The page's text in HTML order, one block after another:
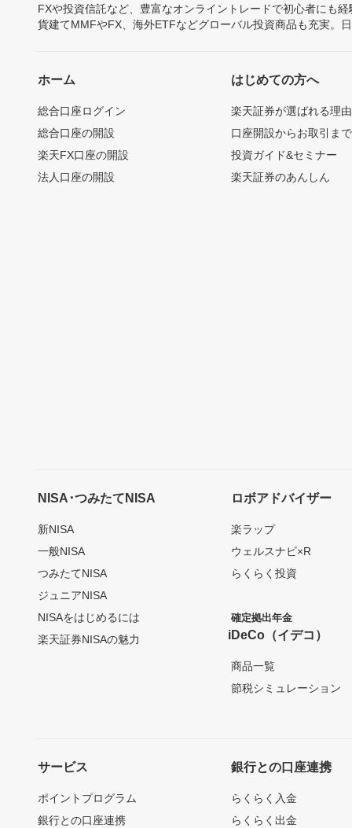
FXや投資信託など、豊富なオンライントレードで初心者にも
貨建てMMFやFX、海外ETFなどグローバル投資商品も充実。
ホーム
総合口座ログイン
総合口座の開設
楽天FX口座の開設
法人口座の開設
はじめての方へ
楽天証券が選ばれる理由
口座開設からお取引ま
投資ガイド&セミナー
楽天証券のあんしん
NISA･つみたてNISA
新NISA
一般NISA
つみたてNISA
ジュニアNISA
NISAをはじめるには
楽天証券NISAの魅力
ロボアドバイザー
楽ラップ
ウェルスナビ×R
らくらく投資
確定拠出年金
iDeCo（イデコ）
商品一覧
節税シミュレーション
サービス
ポイントプログラム
銀行との口座連携
銀行との口座連携
らくらく入金
らくらく出金